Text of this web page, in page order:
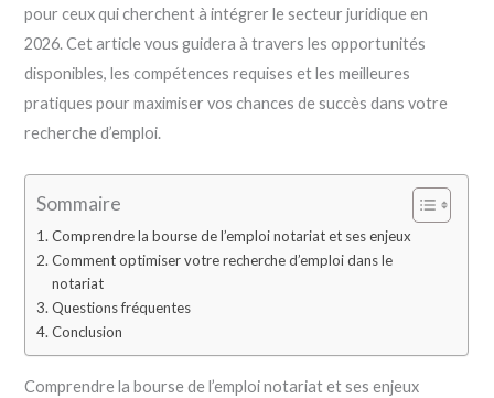
pour ceux qui cherchent à intégrer le secteur juridique en
2026. Cet article vous guidera à travers les opportunités
disponibles, les compétences requises et les meilleures
pratiques pour maximiser vos chances de succès dans votre
recherche d’emploi.
Sommaire
Comprendre la bourse de l’emploi notariat et ses enjeux
Comment optimiser votre recherche d’emploi dans le
notariat
Questions fréquentes
Conclusion
Comprendre la bourse de l’emploi notariat et ses enjeux